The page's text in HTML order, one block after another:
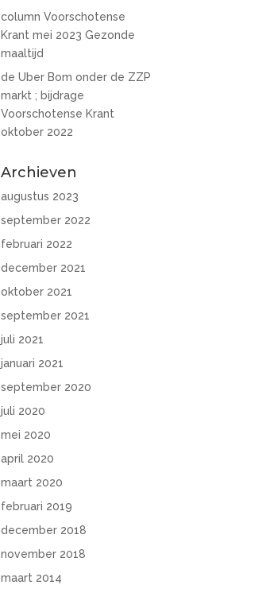
column Voorschotense
Krant mei 2023 Gezonde
maaltijd
de Uber Bom onder de ZZP
markt ; bijdrage
Voorschotense Krant
oktober 2022
Archieven
augustus 2023
september 2022
februari 2022
december 2021
oktober 2021
september 2021
juli 2021
januari 2021
september 2020
juli 2020
mei 2020
april 2020
maart 2020
februari 2019
december 2018
november 2018
maart 2014